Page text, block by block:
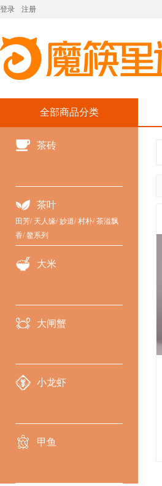
登录 注册
全部商品分类
茶砖
茶叶
田芳/ 天人缘/妙道/村朴/茶溢飘
香/鳌系列
大米
大闸蟹
小龙虾
甲鱼